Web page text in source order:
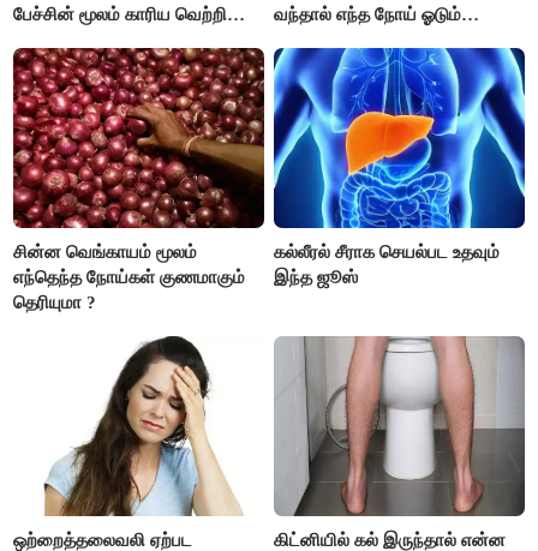
பேச்சின் மூலம் காரிய வெற்றி
பொறுப்புகளை ஒப்படைப்பதில்
கவனம் தேவை..!
வந்தால் எந்த நோய் ஓடும்
சின்ன வெங்காயம் மூலம்
எந்தெந்த நோய்கள் குணமாகும்
தெரியுமா ?
கல்லீரல் சீராக செயல்பட உதவும்
இந்த ஜூஸ்
ஒற்றைத்தலைவலி ஏற்பட
கிட்னியில் கல் இருந்தால் என்ன